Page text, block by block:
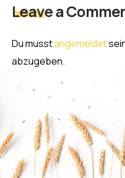
Leave a
Du musstangemeldet
abzugeben.